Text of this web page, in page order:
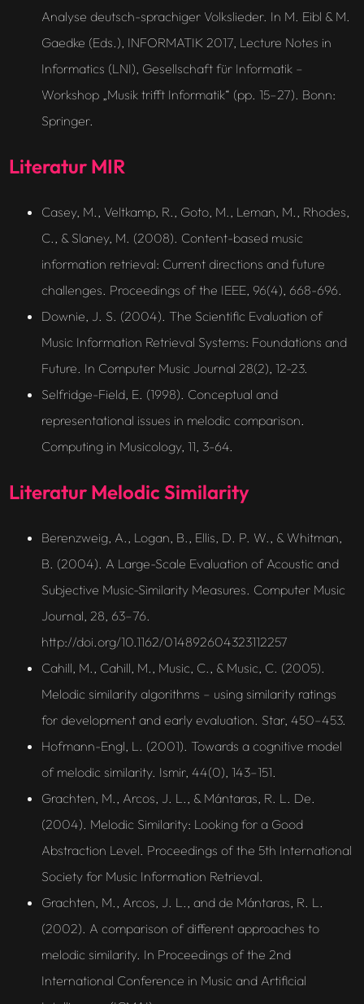
Analyse deutsch-sprachiger Volkslieder. In M. Eibl & M.
Gaedke (Eds.), INFORMATIK 2017, Lecture Notes in
Informatics (LNI), Gesellschaft für Informatik –
Workshop „Musik trifft Informatik“ (pp. 15–27). Bonn:
Springer.
Literatur MIR
Casey, M., Veltkamp, R., Goto, M., Leman, M., Rhodes,
C., & Slaney, M. (2008). Content-based music
information retrieval: Current directions and future
challenges. Proceedings of the IEEE, 96(4), 668-696.
Downie, J. S. (2004). The Scientific Evaluation of
Music Information Retrieval Systems: Foundations and
Future. In Computer Music Journal 28(2), 12-23.
Selfridge-Field, E. (1998). Conceptual and
representational issues in melodic comparison.
Computing in Musicology, 11, 3-64.
Literatur Melodic Similarity
Berenzweig, A., Logan, B., Ellis, D. P. W., & Whitman,
B. (2004). A Large-Scale Evaluation of Acoustic and
Subjective Music-Similarity Measures. Computer Music
Journal, 28, 63–76.
http://doi.org/10.1162/014892604323112257
Cahill, M., Cahill, M., Music, C., & Music, C. (2005).
Melodic similarity algorithms – using similarity ratings
for development and early evaluation. Star, 450–453.
Hofmann-Engl, L. (2001). Towards a cognitive model
of melodic similarity. Ismir, 44(0), 143–151.
Grachten, M., Arcos, J. L., & Mántaras, R. L. De.
(2004). Melodic Similarity: Looking for a Good
Abstraction Level. Proceedings of the 5th International
Society for Music Information Retrieval.
Grachten, M., Arcos, J. L., and de Mántaras, R. L.
(2002). A comparison of different approaches to
melodic similarity. In Proceedings of the 2nd
International Conference in Music and Artificial